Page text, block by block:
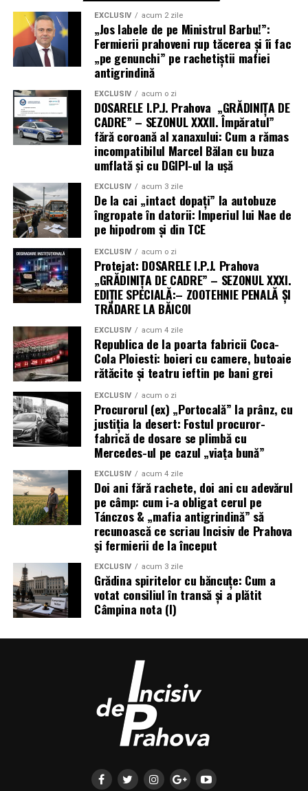
EXCLUSIV acum 2 zile
„Jos labele de pe Ministrul Barbu!”:
Fermierii prahoveni rup tăcerea și îi fac
„pe genunchi” pe rachetiștii mafiei
antigrindină
EXCLUSIV acum o zi
DOSARELE I.P.J. Prahova „GRĂDINIȚA DE
CADRE” – SEZONUL XXXII. Împăratul”
fără coroană al xanaxului: Cum a rămas
incompatibilul Marcel Bălan cu buza
umflată și cu DGIPI-ul la ușă
EXCLUSIV acum 3 zile
De la cai „intact dopați” la autobuze
îngropate în datorii: Imperiul lui Nae de
pe hipodrom și din TCE
EXCLUSIV acum o zi
Protejat: DOSARELE I.P.J. Prahova
„GRĂDINIȚA DE CADRE” – SEZONUL XXXI.
EDIȚIE SPECIALĂ:– ZOOTEHNIE PENALĂ ȘI
TRĂDARE LA BĂICOI
EXCLUSIV acum 4 zile
Republica de la poarta fabricii Coca-
Cola Ploiesti: boieri cu camere, butoaie
rătăcite și teatru ieftin pe bani grei
EXCLUSIV acum o zi
Procurorul (ex) „Portocală” la prânz, cu
justiția la desert: Fostul procuror-
fabrică de dosare se plimbă cu
Mercedes-ul pe cazul „viața bună”
EXCLUSIV acum 4 zile
Doi ani fără rachete, doi ani cu adevărul
pe câmp: cum i‑a obligat cerul pe
Tánczos & „mafia antigrindină” să
recunoască ce scriau Incisiv de Prahova
și fermierii de la început
EXCLUSIV acum 3 zile
Grădina spiritelor cu băncuțe: Cum a
votat consiliul în transă și a plătit
Câmpina nota (I)